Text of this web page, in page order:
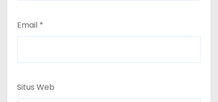
Email *
Situs Web